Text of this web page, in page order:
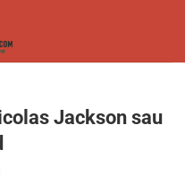
Jackson sau